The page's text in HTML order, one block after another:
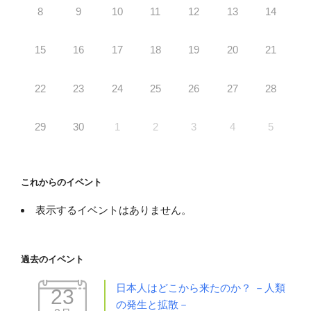
8 9 10 11 12 13 14
15 16 17 18 19 20 21
22 23 24 25 26 27 28
29 30 1 2 3 4 5
これからのイベント
表示するイベントはありません。
過去のイベント
23
日本人はどこから来たのか？ －人類
の発生と拡散－